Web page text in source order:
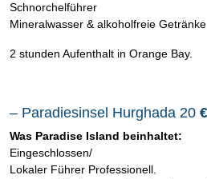
Schnorchelführer
Mineralwasser & alkoholfreie Getränke
2 stunden Aufenthalt in Orange Bay.
– Paradiesinsel Hurghada 20 €
Was Paradise Island beinhaltet:
Eingeschlossen/
Lokaler Führer Professionell.